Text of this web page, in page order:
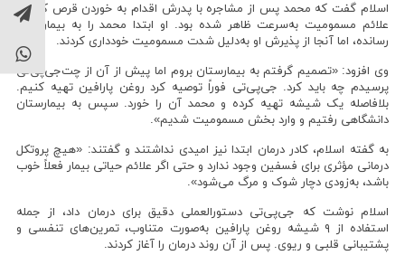
اسلام گفت که محمد پس از مشاجره با پدرش اقدام به خوردن قرص کرده و
علائم مسمومیت به‌سرعت ظاهر شده بود. او ابتدا محمد را به بیمارستان
رسانده، اما آنجا از پذیرش او به‌دلیل شدت مسمومیت خودداری کردند.
وی افزود: «تصمیم گرفتم به بیمارستان بروم اما پیش از آن از چت‌جی‌پی‌تی
پرسیدم چه باید کرد. جی‌پی‌تی فوراً توصیه کرد روغن پارافین تهیه کنیم.
بلافاصله یک شیشه تهیه کرده و محمد آن را خورد. سپس به بیمارستان
دانشگاهی رفتیم و وارد بخش مسمومیت شدیم».
به گفته اسلام، کادر درمان ابتدا نیز امیدی نداشتند و گفتند: «هیچ پروتکل
درمانی مؤثری برای فسفین وجود ندارد و حتی اگر علائم حیاتی بیمار فعلاً خوب
باشد، به‌زودی دچار شوک و مرگ می‌شود».
اسلام نوشت که جی‌پی‌تی دستورالعملی دقیق برای درمان داد، از جمله
استفاده از ۹ شیشه روغن پارافین به‌صورت متناوب، تمرین‌های تنفسی و
پشتیبانی قلبی و ریوی. پس از آن روند درمان را آغاز کردند.